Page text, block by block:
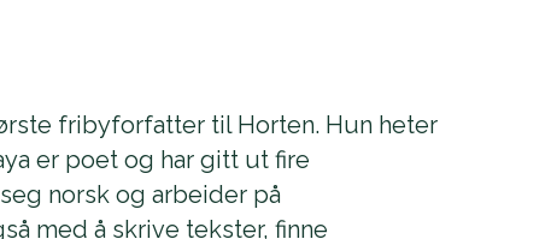
fribyforfatter til Horten. Hun heter
er poet og har gitt ut fire
norsk og arbeider på
med å skrive tekster, finne